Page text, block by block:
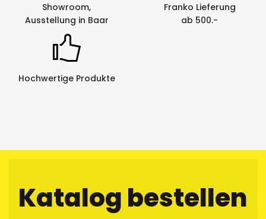
Showroom,
Ausstellung in Baar
Franko Lieferung
ab 500.-
Hochwertige Produkte
Katalog bestellen